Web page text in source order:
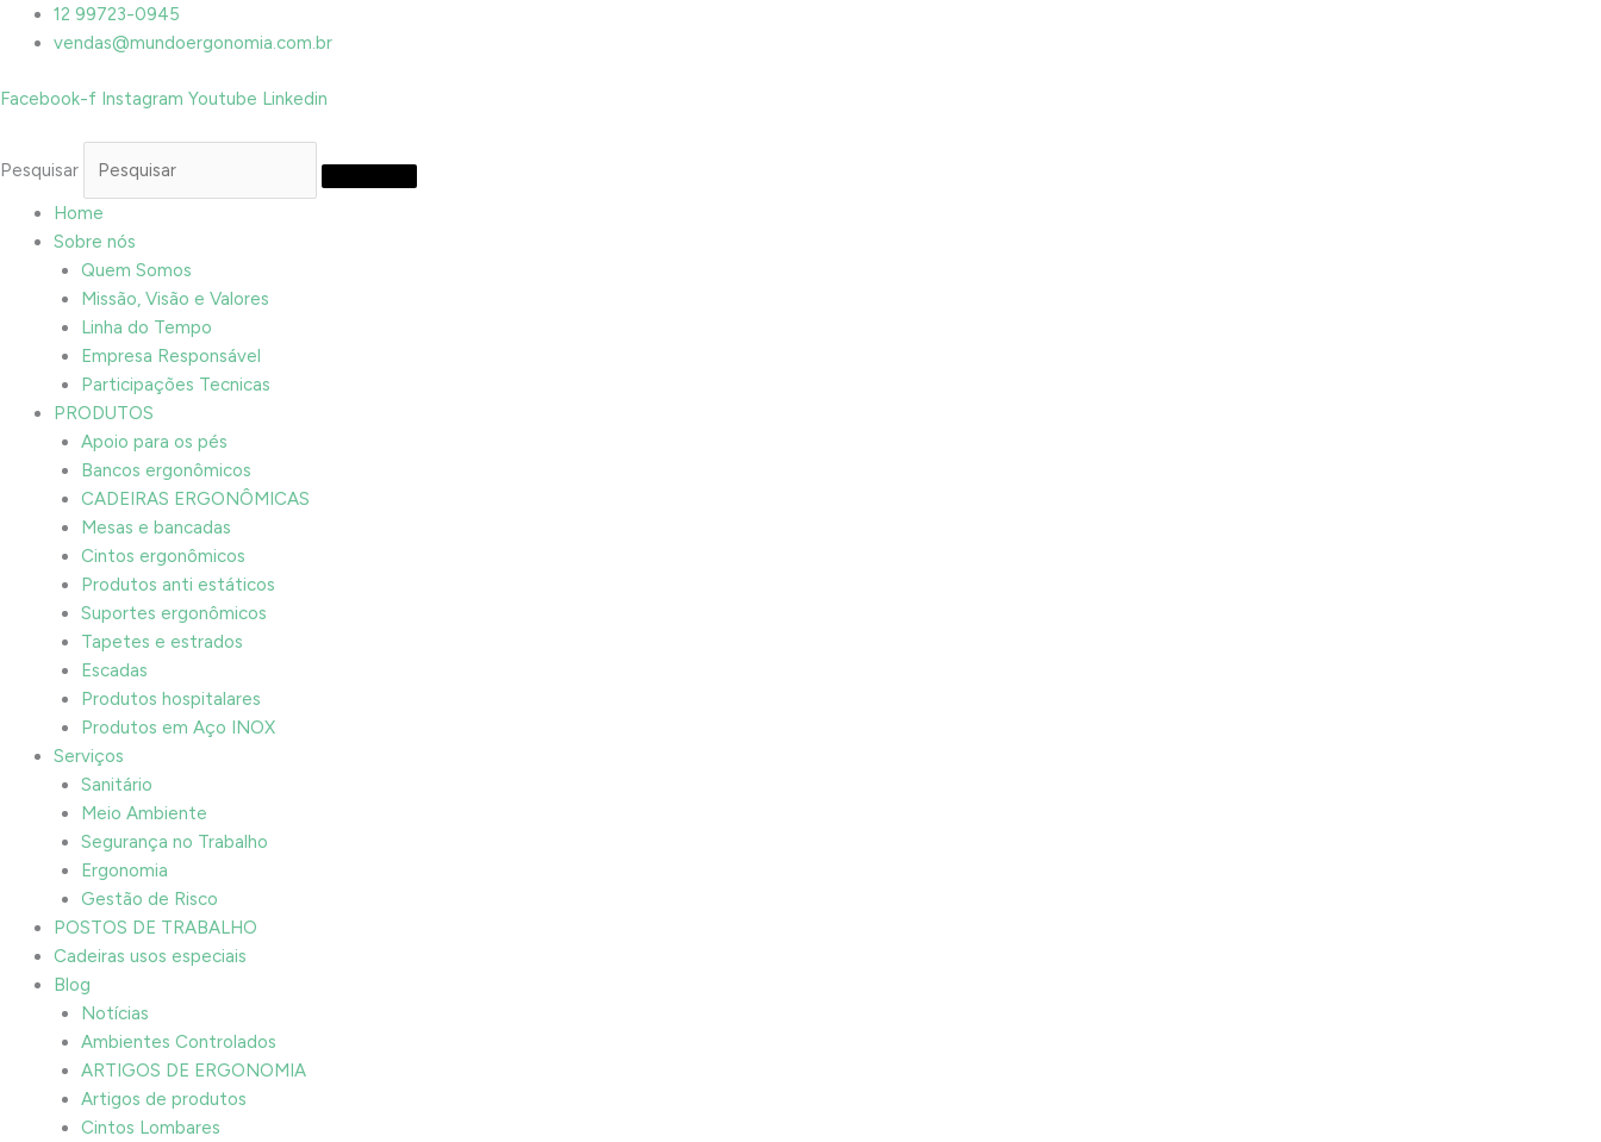
conteúdo
12 99723-0945
vendas@mundoergonomia.com.br
Facebook-f Instagram Youtube Linkedin
Pesquisar
Home
Sobre nós
Quem Somos
Missão, Visão e Valores
Linha do Tempo
Empresa Responsável
Participações Tecnicas
PRODUTOS
Apoio para os pés
Bancos ergonômicos
CADEIRAS ERGONÔMICAS
Mesas e bancadas
Cintos ergonômicos
Produtos anti estáticos
Suportes ergonômicos
Tapetes e estrados
Escadas
Produtos hospitalares
Produtos em Aço INOX
Serviços
Sanitário
Meio Ambiente
Segurança no Trabalho
Ergonomia
Gestão de Risco
POSTOS DE TRABALHO
Cadeiras usos especiais
Blog
Notícias
Ambientes Controlados
ARTIGOS DE ERGONOMIA
Artigos de produtos
Cintos Lombares